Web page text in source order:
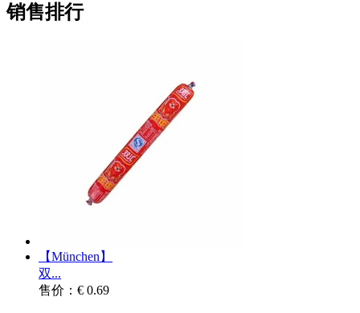
销售排行
【München】
双...
售价：€ 0.69